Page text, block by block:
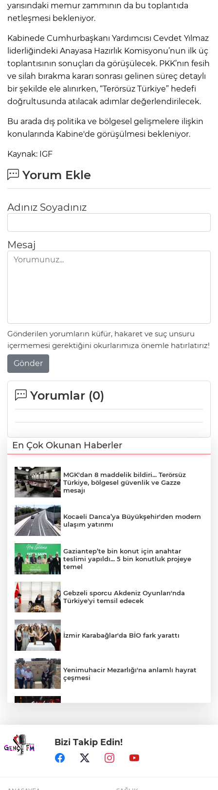
yarısındaki memur zammının da bu toplantıda
netleşmesi bekleniyor.
Kabinede Cumhurbaşkanı Yardımcısı Cevdet Yılmaz
liderliğindeki Anayasa Hazırlık Komisyonu’nun ilk üç
toplantısının sonuçları da görüşülecek. PKK’nın fesih
ve silah bırakma kararı sonrası gelinen süreç detaylı
bir şekilde ele alınırken, “Terörsüz Türkiye” hedefi
doğrultusunda atılacak adımlar değerlendirilecek.
Bu arada dış politika ve bölgesel gelişmelere ilişkin
konularında Kabine'de görüşülmesi bekleniyor.
Kaynak: IGF
Yorum Ekle
Adınız Soyadınız
Mesaj
Gönderilen yorumların küfür, hakaret ve suç unsuru
içermemesi gerektiğini okurlarımıza önemle hatırlatırız!
Gönder
Yorumlar (0)
En Çok Okunan Haberler
MGK'dan 8 maddelik bildiri... Terörsüz
Türkiye, bölgesel güvenlik ve Gazze
mesajı
Kocaeli Darıca’ya Büyükşehir'den modern
ulaşım yatırımı
Gaziantep’te bin konut için anahtar
teslimi yapıldı... 5 bin konutluk projeye
temel
Gebzeli sporcu Akdeniz Oyunları'nda
Türkiye'yi temsil edecek
İzmir Karabağlar'da BİO fark yarattı
Yenimuhacir Mezarlığı'na anlamlı hayrat
çeşmesi
30 ilde DEAŞ'a 104 gözaltı!
Bizi Takip Edin!